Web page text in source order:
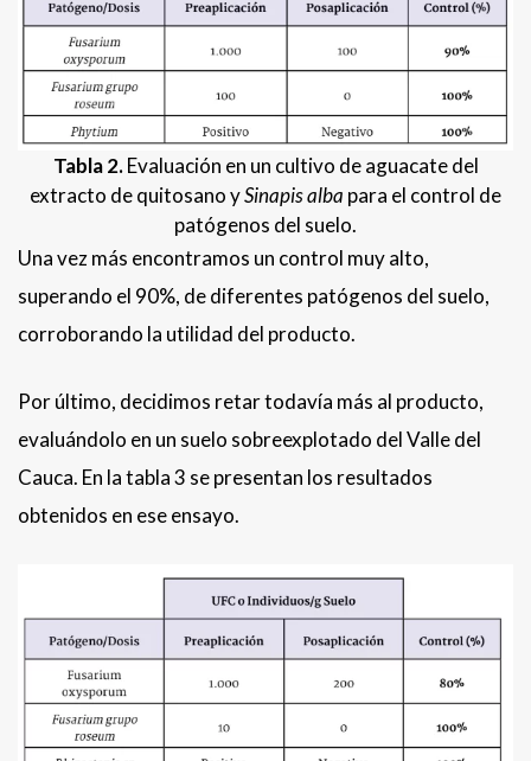
Tabla 2.Evaluación en un cultivo de aguacate del
extracto de quitosano ySinapis alba para el control de
patógenos del suelo.
Una vez más encontramos un control muy alto,
superando el 90%, de diferentes patógenos del suelo,
corroborando la utilidad del producto.
Por último, decidimos retar todavía más al producto,
evaluándolo en un suelo sobreexplotado del Valle del
Cauca. En la tabla 3 se presentan los resultados
obtenidos en ese ensayo.